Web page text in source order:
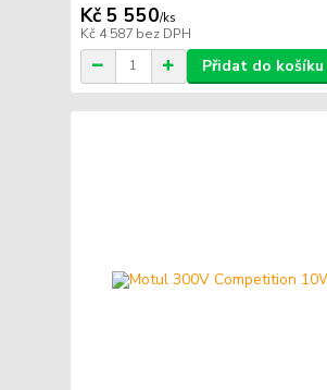
Kč 5 550/ks
Kč 4 587 bez DPH
Přidat do košíku